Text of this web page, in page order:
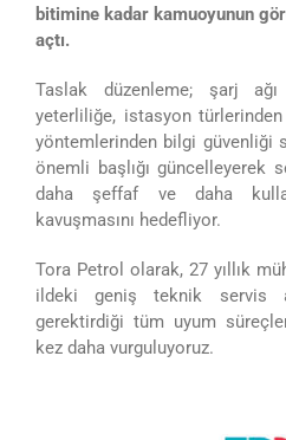
bitimine kadar kamuoyunun
açtı.
Taslak düzenleme; şarj
yeterliliğe, istasyon
yöntemlerinden bilgi güvenliği
önemli başlığı güncelleyerek
daha şeffaf ve daha
kavuşmasını hedefliyor.
Tora Petrol olarak, 27 yıllık
ildeki geniş teknik servis
gerektirdiği tüm uyum
kez daha vurguluyoruz.